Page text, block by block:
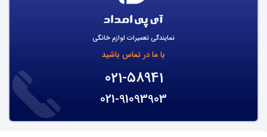
نمایندگی تعمیرات لوازم خانگی
با ما در تماس باشید
021-58941
021-91093903